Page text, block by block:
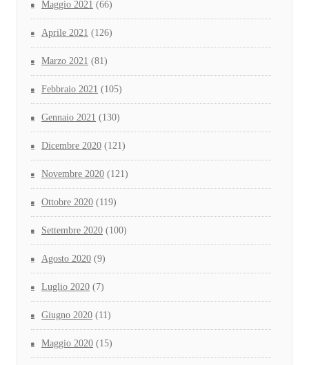
Maggio 2021 (66)
Aprile 2021 (126)
Marzo 2021 (81)
Febbraio 2021 (105)
Gennaio 2021 (130)
Dicembre 2020 (121)
Novembre 2020 (121)
Ottobre 2020 (119)
Settembre 2020 (100)
Agosto 2020 (9)
Luglio 2020 (7)
Giugno 2020 (11)
Maggio 2020 (15)